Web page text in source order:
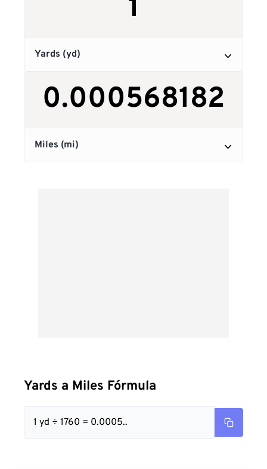
Yards a Miles Fórmula
1 yd ÷ 1760 = 0.0005..